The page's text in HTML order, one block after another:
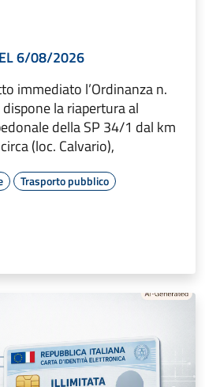
6/08/2026
immediato l’Ordinanza n.
la riapertura al
della SP 34/1 dal km
(loc. Calvario),
Trasporto pubblico